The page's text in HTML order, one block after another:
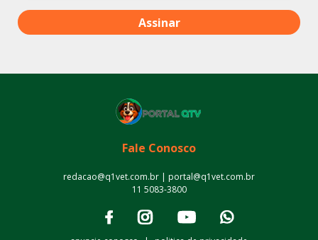
Fale Conosco
redacao@q1vet.com.br | portal@q1vet.com.br
11 5083-3800